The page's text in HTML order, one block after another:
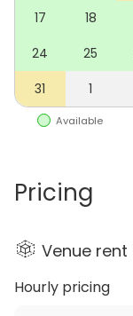
Sky Loungen
tarpeeseensa
Tilan
sky-lounge-dawn
löydät täältä:
17
18
24
25
31
1
Available
Pricing
Venue rent
Hourly pricing